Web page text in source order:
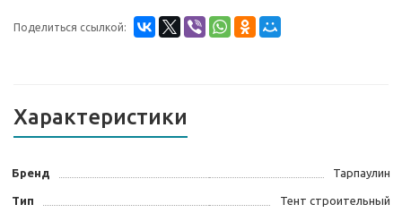
Поделиться ссылкой:
Характеристики
Бренд Тарпаулин
Тип Тент строительный